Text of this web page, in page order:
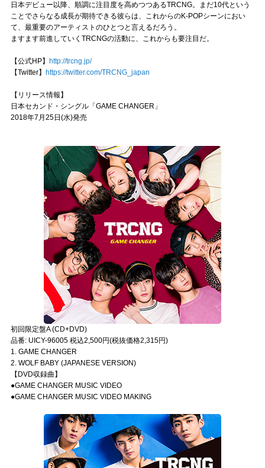
日本デビュー以降、順調に注目度を高めつつあるTRCNG。まだ10代という
ことでさらなる成長が期待できる彼らは、これからのK-POPシーンにおい
て、最重要のアーティストのひとつと言えるだろう。
ますます前進していくTRCNGの活動に、これからも要注目だ。
【公式HP】
http://trcng.jp/
【Twitter】
https://twitter.com/TRCNG_japan
【リリース情報】
日本セカンド・シングル「GAME CHANGER」
2018年7月25日(水)発売
初回限定盤A (CD+DVD)
品番: UICY-96005 税込2,500円(税抜価格2,315円)
1. GAME CHANGER
2. WOLF BABY (JAPANESE VERSION)
【DVD収録曲】
●GAME CHANGER MUSIC VIDEO
●GAME CHANGER MUSIC VIDEO MAKING